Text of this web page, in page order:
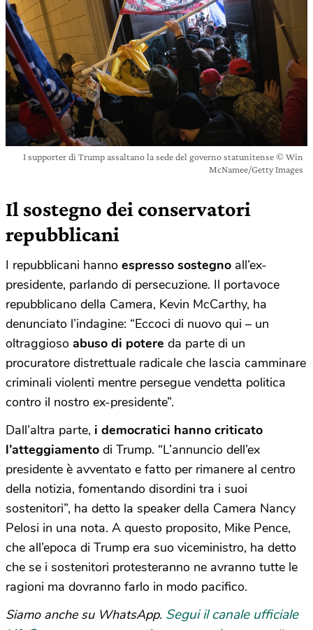
I supporter di Trump assaltano la sede del governo statunitense © Win
McNamee/Getty Images
Il sostegno dei conservatori
repubblicani
I repubblicani hanno espresso sostegno all’ex-
presidente, parlando di persecuzione. Il portavoce
repubblicano della Camera, Kevin McCarthy, ha
denunciato l’indagine: “Eccoci di nuovo qui – un
oltraggioso abuso di potere da parte di un
procuratore distrettuale radicale che lascia camminare
criminali violenti mentre persegue vendetta politica
contro il nostro ex-presidente”.
Dall’altra parte, i democratici hanno criticato
l’atteggiamento di Trump. “L’annuncio dell’ex
presidente è avventato e fatto per rimanere al centro
della notizia, fomentando disordini tra i suoi
sostenitori”, ha detto la speaker della Camera Nancy
Pelosi in una nota. A questo proposito, Mike Pence,
che all’epoca di Trump era suo viceministro, ha detto
che se i sostenitori protesteranno ne avranno tutte le
ragioni ma dovranno farlo in modo pacifico.
Siamo anche su WhatsApp. Segui il canale ufficiale